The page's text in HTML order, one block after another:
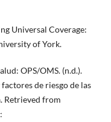
Universal Coverage:
of York.
OPS/OMS. (n.d.).
de riesgo de las
Retrieved from